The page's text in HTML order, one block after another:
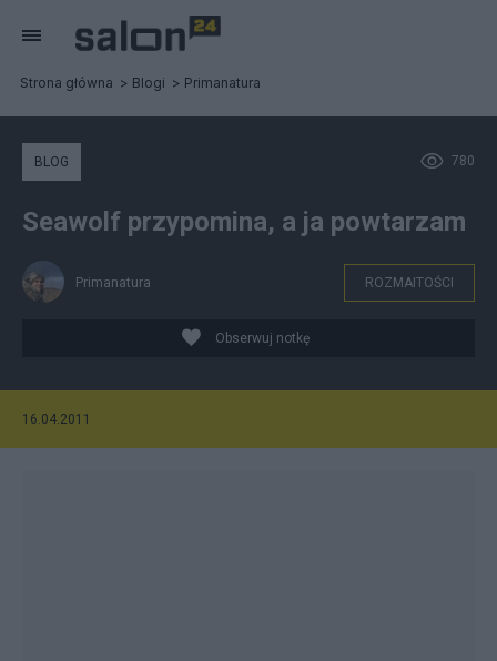
Strona główna Blogi Primanatura
780
BLOG
Seawolf przypomina, a ja powtarzam
Primanatura ROZMAITOŚCI
Obserwuj notkę
16.04.2011